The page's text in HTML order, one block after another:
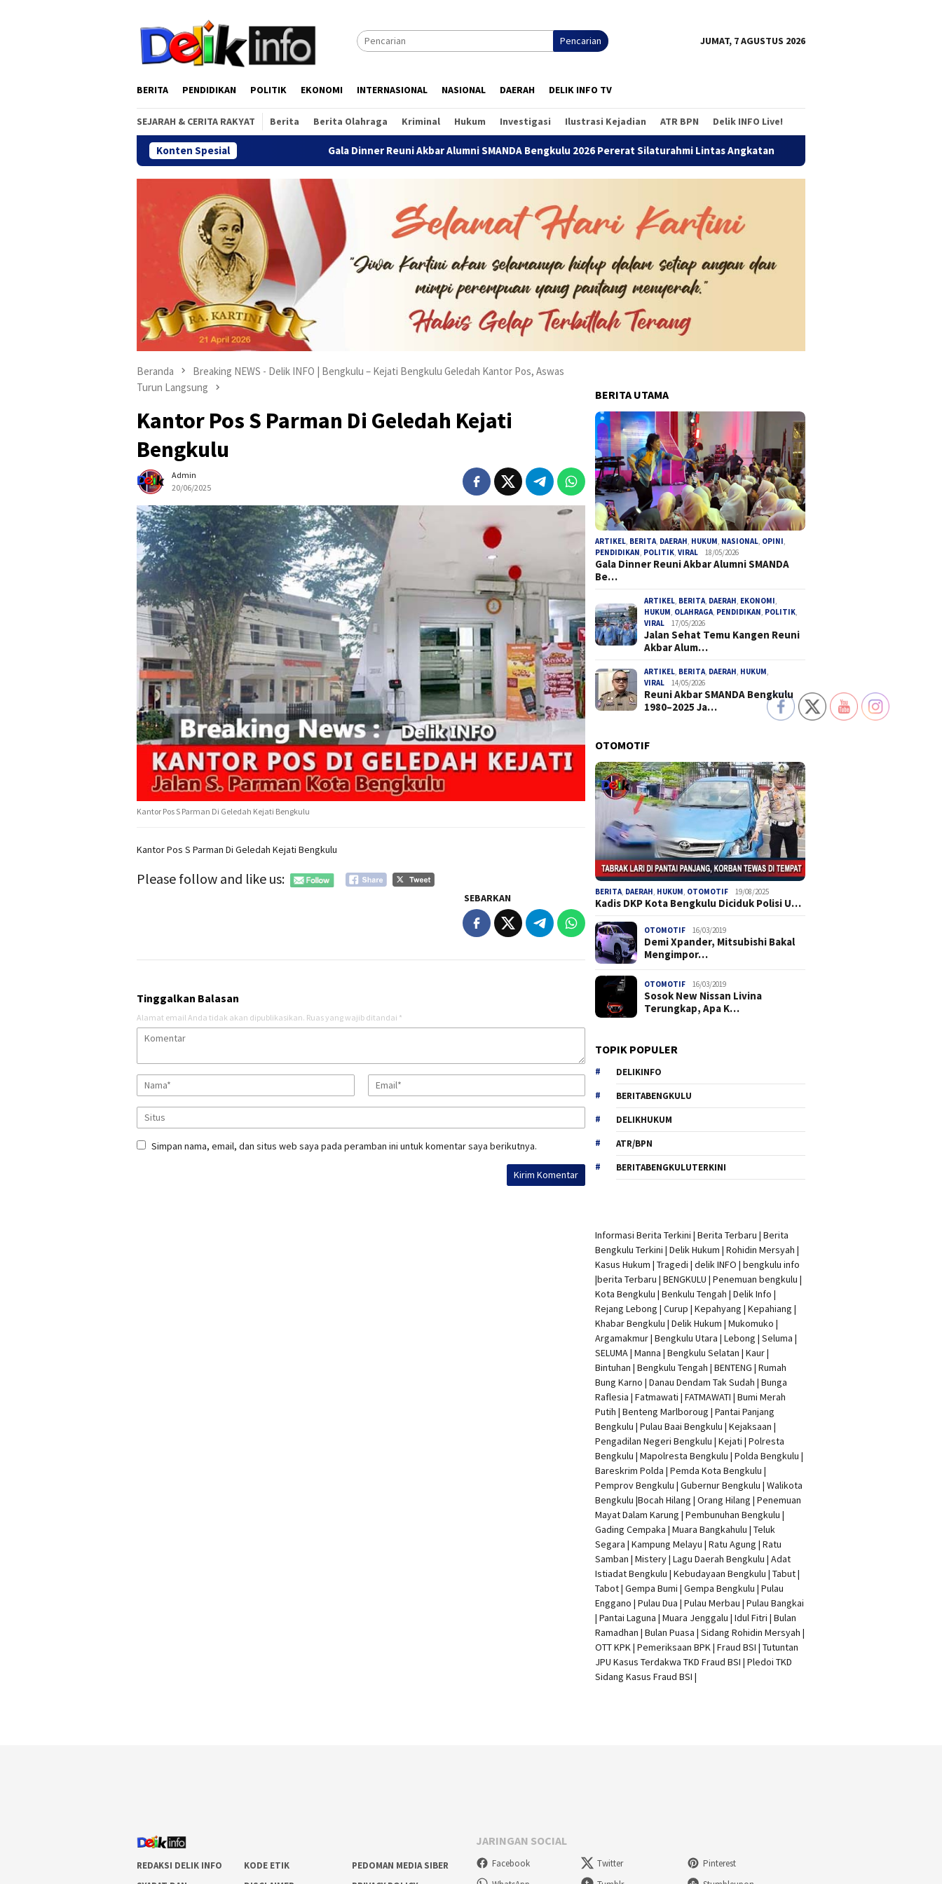
Pencarian JUMAT, 7 AGUSTUS 2026
BERITA PENDIDIKAN POLITIK EKONOMI INTERNASIONAL NASIONAL DAERAH DELIK INFO TV
SEJARAH & CERITA RAKYAT Berita Berita Olahraga Kriminal Hukum Investigasi Ilustrasi Kejadian ATR BPN Delik INFO Live!
Konten Spesial Gala Dinner Reuni Akbar Alumni SMANDA Bengkulu 2026 Pererat Silaturahmi Lintas Angkatan Jalan Sehat Temu Kangen Reuni Akbar
Beranda
Breaking NEWS - Delik INFO | Bengkulu – Kejati Bengkulu Geledah Kantor Pos, Aswas
Turun Langsung
Kantor Pos S Parman Di Geledah Kejati
Bengkulu
Admin
20/06/2025
Kantor Pos S Parman Di Geledah Kejati Bengkulu
Kantor Pos S Parman Di Geledah Kejati Bengkulu
Please follow and like us:
SEBARKAN
Tinggalkan Balasan
Alamat email Anda tidak akan dipublikasikan. Ruas yang wajib ditandai *
Simpan nama, email, dan situs web saya pada peramban ini untuk komentar saya berikutnya.
BERITA UTAMA
ARTIKEL BERITA DAERAH HUKUM NASIONAL OPINI
PENDIDIKAN POLITIK ,VIRAL 18/05/2026
Gala Dinner Reuni Akbar Alumni SMANDA
Be…
ARTIKEL BERITA DAERAH EKONOMI
HUKUM OLAHRAGA PENDIDIKAN POLITIK
VIRAL
17/05/2026
Jalan Sehat Temu Kangen Reuni
Akbar Alum…
ARTIKEL BERITA DAERAH HUKUM
VIRAL
14/05/2026
Reuni Akbar SMANDA Bengkulu
1980–2025 Ja…
OTOMOTIF
BERITA DAERAH HUKUM OTOMOTIF 19/08/2025
Kadis DKP Kota Bengkulu Diciduk Polisi U…
OTOMOTIF 16/03/2019
Demi Xpander, Mitsubishi Bakal
Mengimpor…
OTOMOTIF 16/03/2019
Sosok New Nissan Livina
Terungkap, Apa K…
TOPIK POPULER
DELIKINFO
BERITABENGKULU
DELIKHUKUM
ATR/BPN
BERITABENGKULUTERKINI
Informasi Berita Terkini |Berita Terbaru |Berita
Bengkulu Terkini |Delik Hukum |Rohidin Mersyah |
Kasus Hukum |Tragedi | delik INFO |bengkulu info
|berita Terbaru | BENGKULU |Penemuan bengkulu |
Kota Bengkulu | Benkulu Tengah |Delik Info |
Rejang Lebong | Curup | Kepahyang | Kepahiang |
Khabar Bengkulu |Delik Hukum | Mukomuko |
Argamakmur | Bengkulu Utara | Lebong | Seluma |
SELUMA | Manna | Bengkulu Selatan | Kaur |
Bintuhan | Bengkulu Tengah | BENTENG | Rumah
Bung Karno | Danau Dendam Tak Sudah | Bunga
Raflesia | Fatmawati | FATMAWATI | Bumi Merah
Putih | Benteng Marlboroug | Pantai Panjang
Bengkulu | Pulau Baai Bengkulu | Kejaksaan |
Pengadilan Negeri Bengkulu | Kejati |Polresta
Bengkulu |Mapolresta Bengkulu | Polda Bengkulu |
Bareskrim Polda | Pemda Kota Bengkulu |
Pemprov Bengkulu |Gubernur Bengkulu | Walikota
Bengkulu |Bocah Hilang | Orang Hilang |Penemuan
Mayat Dalam Karung |Pembunuhan Bengkulu |
Gading Cempaka | Muara Bangkahulu | Teluk
Segara | Kampung Melayu | Ratu Agung | Ratu
Samban | Mistery | Lagu Daerah Bengkulu | Adat
Istiadat Bengkulu | Kebudayaan Bengkulu | Tabut |
Tabot | Gempa Bumi | Gempa Bengkulu |Pulau
Enggano | Pulau Dua | Pulau Merbau | Pulau Bangkai
| Pantai Laguna | Muara Jenggalu | Idul Fitri | Bulan
Ramadhan | Bulan Puasa |Sidang Rohidin Mersyah |
OTT KPK | Pemeriksaan BPK | Fraud BSI |Tutuntan
JPU Kasus Terdakwa TKD Fraud BSI |Pledoi TKD
Sidang Kasus Fraud BSI |
REDAKSI DELIK INFO KODE ETIK
PEDOMAN MEDIA SIBER
JARINGAN SOCIAL
Facebook Twitter
Pinterest